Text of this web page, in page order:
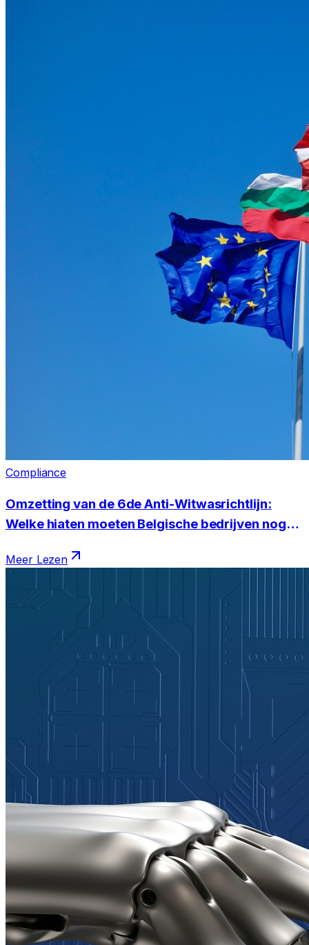
Compliance
Omzetting van de 6de Anti-Witwasrichtlijn:
Welke hiaten moeten Belgische bedrijven nog
Meer Lezen